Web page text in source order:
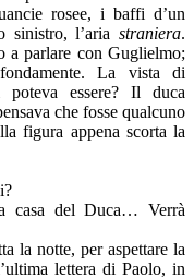
rosee, i baffi d’un
sinistro, l’aria straniera.
parlare con Guglielmo;
La vista di
poteva essere? Il duca
che fosse qualcuno
figura appena scorta la
casa del Duca… Verrà
la notte, per aspettare la
lettera di Paolo, in